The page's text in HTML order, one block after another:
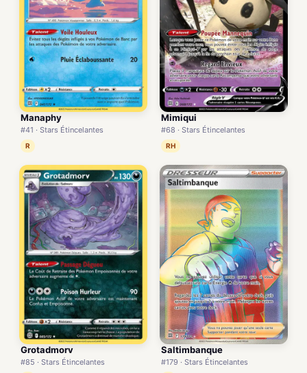
Manaphy
#41 · Stars Étincelantes
R
Mimiqui
#68 · Stars Étincelantes
RH
Grotadmorv
#85 · Stars Étincelantes
Saltimbanque
#179 · Stars Étincelantes